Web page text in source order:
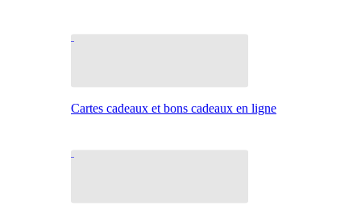
Cartes cadeaux et bons cadeaux en ligne